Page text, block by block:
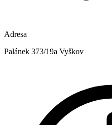
Adresa
Palánek 373/19a Vyškov